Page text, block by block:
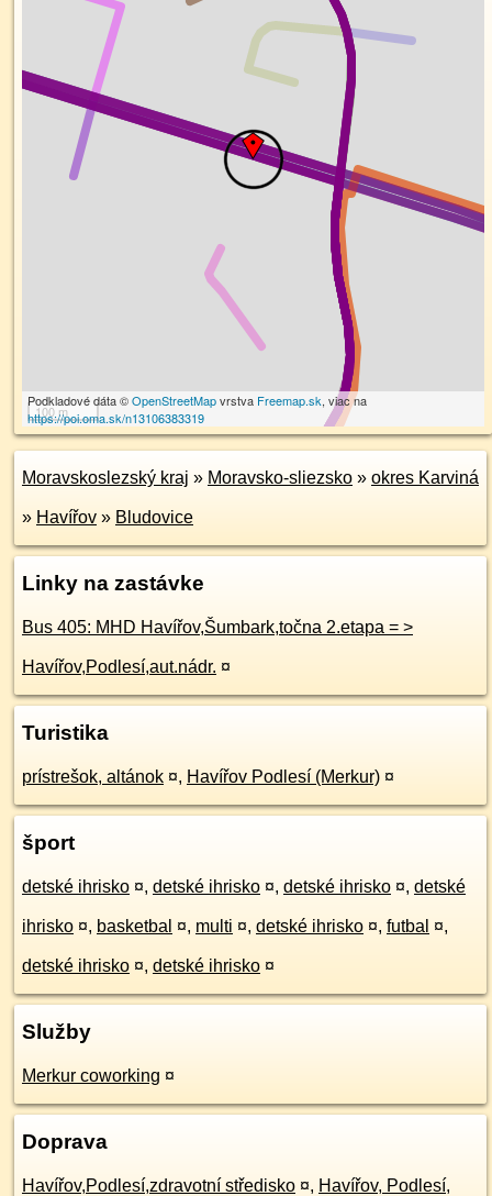
100 m
Podkladové dáta ©OpenStreetMapvrstva Freemap.sk, viac na
https://poi.oma.sk/n13106383319
Moravskoslezský kraj » Moravsko-sliezsko » okres Karviná
» Havířov » Bludovice
Linky na zastávke
Bus 405: MHD Havířov,Šumbark,točna 2.etapa = >
Havířov,Podlesí,aut.nádr. ¤
Turistika
prístrešok, altánok ¤, Havířov Podlesí (Merkur) ¤
šport
detské ihrisko ¤, detské ihrisko ¤, detské ihrisko ¤, detské
ihrisko ¤, basketbal ¤, multi ¤, detské ihrisko ¤, futbal ¤,
detské ihrisko ¤, detské ihrisko ¤
Služby
Merkur coworking ¤
Doprava
Havířov,Podlesí,zdravotní středisko ¤, Havířov, Podlesí,